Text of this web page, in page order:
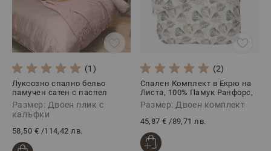
(1)
Луксозно спално бельо
памучен сатен с паспел
РОУЗ, 3 части
Размер: Двоен плик с
калъфки
58,50 € /114,42 лв.
(2)
Спален Комплект в Екрю на
Листа, 100% Памук Ранфорс,
4 части, ЕЛИЗАБЕТ
Размер: Двоен комплект
45,87 € /89,71 лв.